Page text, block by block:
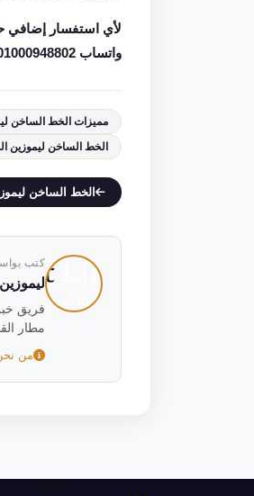
لأي استفسار إضافي
واتساب 01000948802.
مميزات الخط الساخن
الخط الساخن ليموزين
الخط الساخن
كتب
مطار
من